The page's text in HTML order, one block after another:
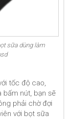
sữa dùng làm
tốc độ cao,
bấm nút, bạn sẽ
phải chờ đợi
với bọt sữa